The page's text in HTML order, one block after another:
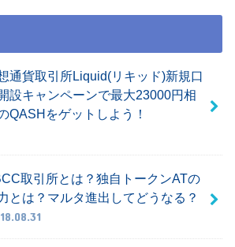
通貨取引所Liquid(リキッド)新規口
設キャンペーンで最大23000円相
QASHをゲットしよう！
取引所とは？独自トークンATの
とは？マルタ進出してどうなる？